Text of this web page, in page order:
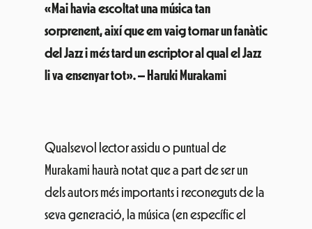
«Mai havia escoltat una música tan
sorprenent, així que em vaig tornar un fanàtic
del Jazz i més tard un escriptor al qual el Jazz
li va ensenyar tot». – Haruki Murakami
Qualsevol lector assidu o puntual de
Murakami haurà notat que a part de ser un
dels autors més importants i reconeguts de la
seva generació, la música (en específic el